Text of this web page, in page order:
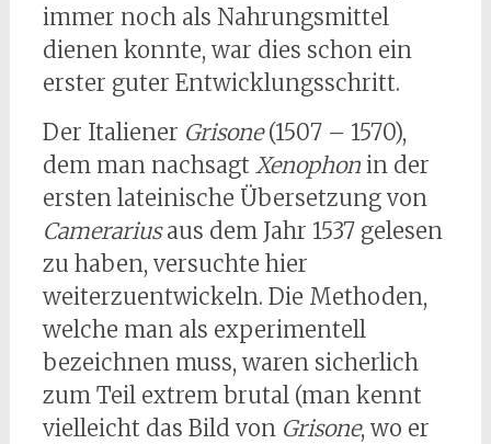
immer noch als Nahrungsmittel
dienen konnte, war dies schon ein
erster guter Entwicklungsschritt.
Der Italiener Grisone(1507 – 1570),
dem man nachsagt Xenophonin der
ersten lateinische Übersetzung von
Camerariusaus dem Jahr 1537 gelesen
zu haben, versuchte hier
weiterzuentwickeln. Die Methoden,
welche man als experimentell
bezeichnen muss, waren sicherlich
zum Teil extrem brutal (man kennt
vielleicht das Bild von Grisone, wo er